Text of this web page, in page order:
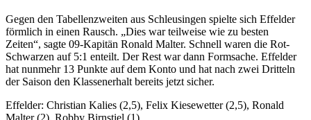
Gegen den Tabellenzweiten aus Schleusingen spielte sich Effelder
förmlich in einen Rausch. „Dies war teilweise wie zu besten
Zeiten“, sagte 09-Kapitän Ronald Malter. Schnell waren die Rot-
Schwarzen auf 5:1 enteilt. Der Rest war dann Formsache. Effelder
hat nunmehr 13 Punkte auf dem Konto und hat nach zwei Dritteln
der Saison den Klassenerhalt bereits jetzt sicher.
Effelder: Christian Kalies (2,5), Felix Kiesewetter (2,5), Ronald